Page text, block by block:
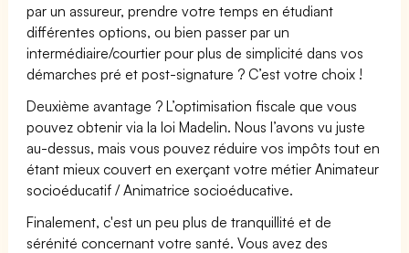
par un assureur, prendre votre temps en étudiant
différentes options, ou bien passer par un
intermédiaire/courtier pour plus de simplicité dans vos
démarches pré et post-signature ? C’est votre choix !
Deuxième avantage ? L’optimisation fiscale que vous
pouvez obtenir via la loi Madelin. Nous l’avons vu juste
au-dessus, mais vous pouvez réduire vos impôts tout en
étant mieux couvert en exerçant votre métier Animateur
socioéducatif / Animatrice socioéducative.
Finalement, c'est un peu plus de tranquillité et de
sérénité concernant votre santé. Vous avez des